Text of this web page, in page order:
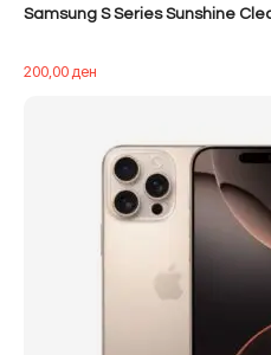
Samsung S Series Sunshine
200,00ден